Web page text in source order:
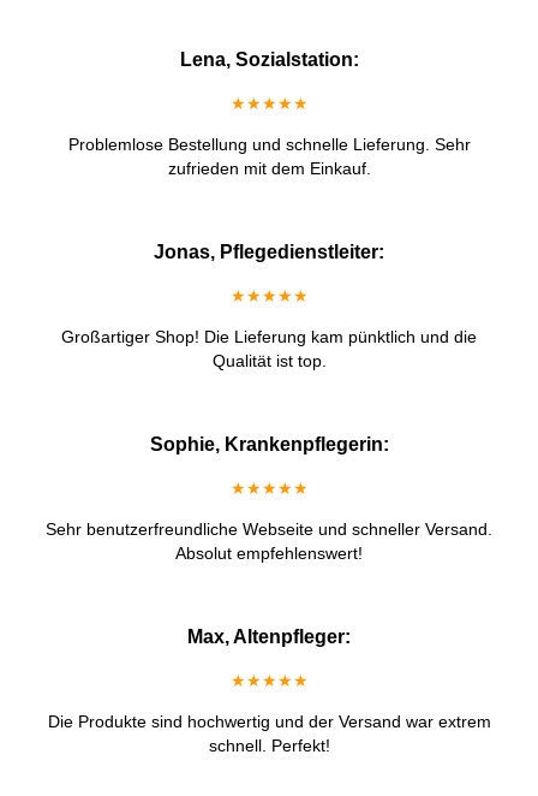
Lena, Sozialstation:
★★★★★
Problemlose Bestellung und schnelle Lieferung. Sehr
zufrieden mit dem Einkauf.
Jonas, Pflegedienstleiter:
★★★★★
Großartiger Shop! Die Lieferung kam pünktlich und die
Qualität ist top.
Sophie, Krankenpflegerin:
★★★★★
Sehr benutzerfreundliche Webseite und schneller Versand.
Absolut empfehlenswert!
Max, Altenpfleger:
★★★★★
Die Produkte sind hochwertig und der Versand war extrem
schnell. Perfekt!